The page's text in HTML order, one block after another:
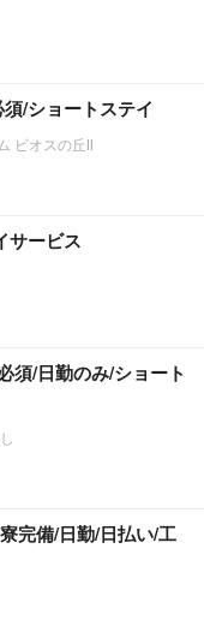
/ショートステイ
ビオスの丘Ⅱ
サービス
須/日勤のみ/ショート
完備/日勤/日払い/工